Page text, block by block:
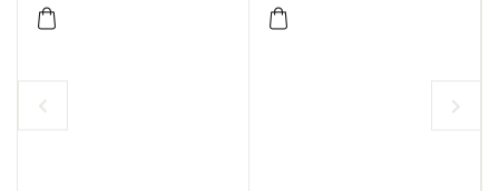
-10%